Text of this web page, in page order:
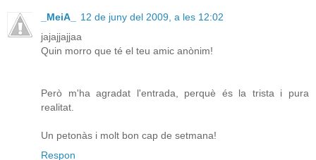
_MeiA_
12 de juny del 2009, a les 12:02
jajajjajjaa
Quin morro que té el teu amic anònim!
Però m'ha agradat l'entrada, perquè és la trista i pura
realitat.
Un petonàs i molt bon cap de setmana!
Respon